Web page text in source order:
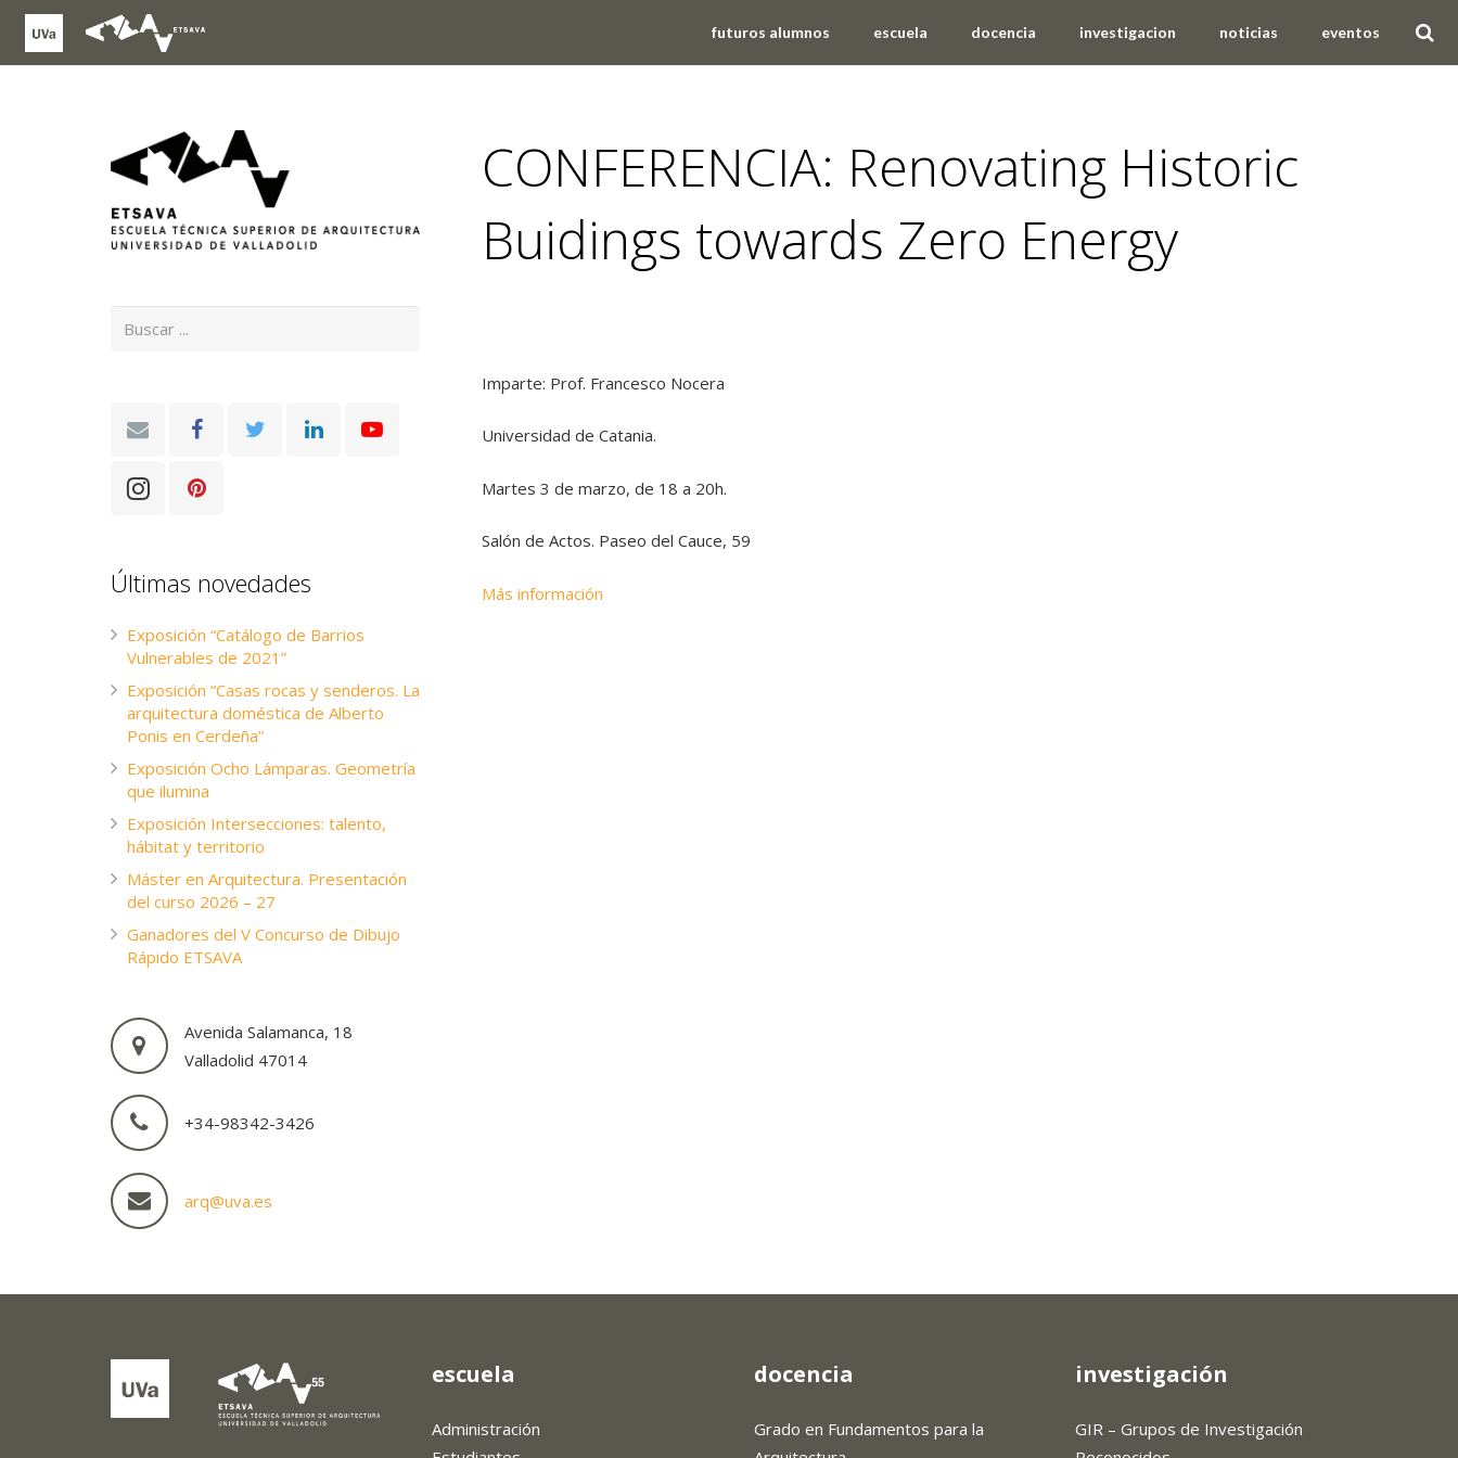
futuros alumnos escuela docencia investigacion noticias eventos
CONFERENCIA: Renovating Historic
Buidings towards Zero Energy
Imparte: Prof. Francesco Nocera
Universidad de Catania.
Martes 3 de marzo, de 18 a 20h.
Salón de Actos. Paseo del Cauce, 59
Más información
Últimas novedades
Exposición “Catálogo de Barrios
Vulnerables de 2021”
Exposición “Casas rocas y senderos. La
arquitectura doméstica de Alberto
Ponis en Cerdeña”
Exposición Ocho Lámparas. Geometría
que ilumina
Exposición Intersecciones: talento,
hábitat y territorio
Máster en Arquitectura. Presentación
del curso 2026 – 27
Ganadores del V Concurso de Dibujo
Rápido ETSAVA
Avenida Salamanca, 18
Valladolid 47014
+34-98342-3426
arq@uva.es
escuela
Administración
docencia
Grado en Fundamentos para la
investigación
GIR – Grupos de Investigación